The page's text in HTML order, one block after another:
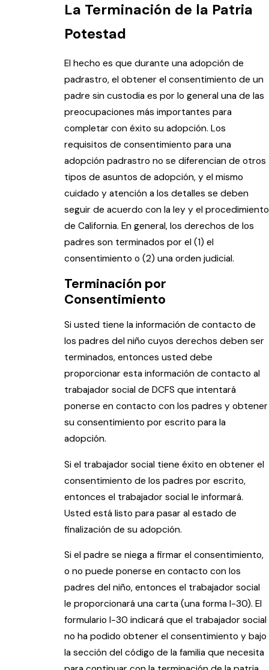
La Terminación de la Patria
Potestad
El hecho es que durante una adopción de
padrastro, el obtener el consentimiento de un
padre sin custodia es por lo general una de las
preocupaciones más importantes para
completar con éxito su adopción. Los
requisitos de consentimiento para una
adopción padrastro no se diferencian de otros
tipos de asuntos de adopción, y el mismo
cuidado y atención a los detalles se deben
seguir de acuerdo con la ley y el procedimiento
de California. En general, los derechos de los
padres son terminados por el (1) el
consentimiento o (2) una orden judicial.
Terminación por
Consentimiento
Si usted tiene la información de contacto de
los padres del niño cuyos derechos deben ser
terminados, entonces usted debe
proporcionar esta información de contacto al
trabajador social de DCFS que intentará
ponerse en contacto con los padres y obtener
su consentimiento por escrito para la
adopción.
Si el trabajador social tiene éxito en obtener el
consentimiento de los padres por escrito,
entonces el trabajador social le informará.
Usted está listo para pasar al estado de
finalización de su adopción.
Si el padre se niega a firmar el consentimiento,
o no puede ponerse en contacto con los
padres del niño, entonces el trabajador social
le proporcionará una carta (una forma I-30). El
formulario I-30 indicará que el trabajador social
no ha podido obtener el consentimiento y bajo
la sección del código de la familia que necesita